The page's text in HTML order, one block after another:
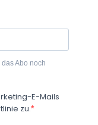
Abo noch
E-Mails
zu.